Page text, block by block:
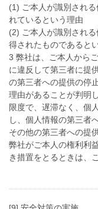
(1) ご本人が識別され
れているという理由
(2) ご本人が識別され
得されたものであると
3 弊社は、ご本人から
に違反して第三者に提
の第三者への提供の停
理由があることが判明
限度で、遅滞なく、個
し、個人情報の第三者
その他の第三者への提
弊社がご本人の権利利
き措置をとるときは、